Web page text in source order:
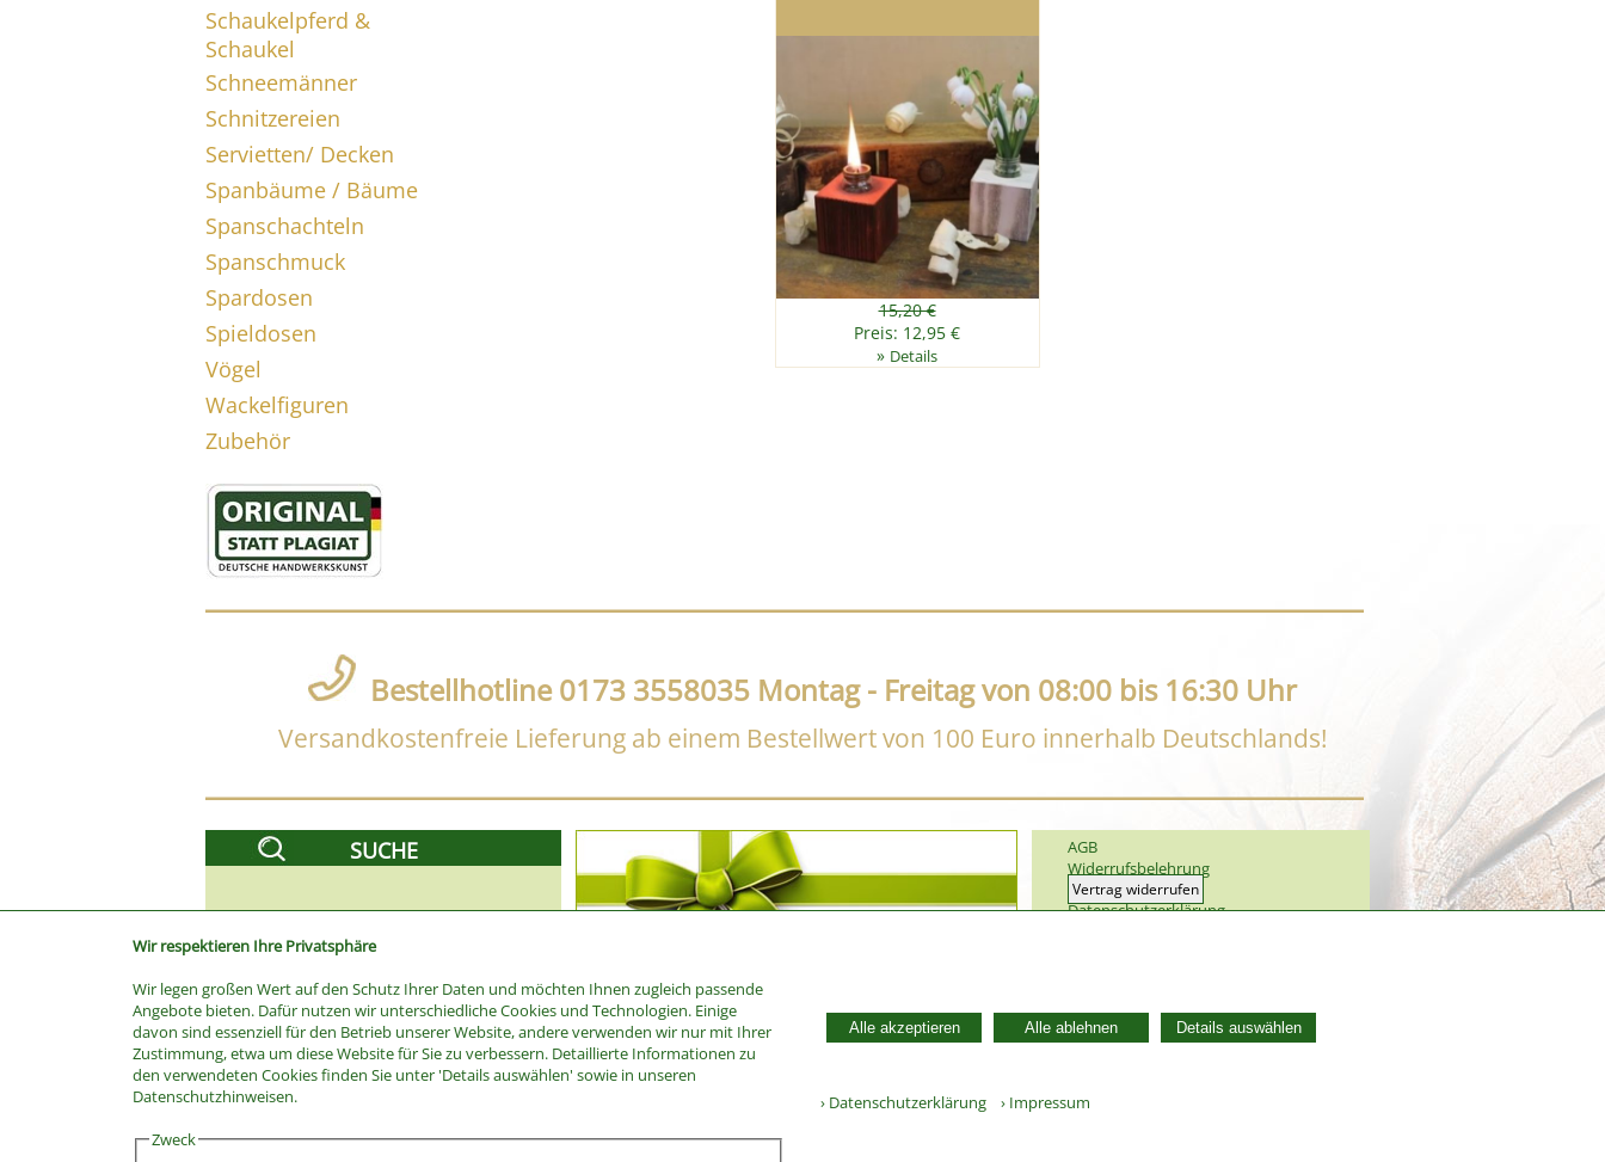
Wir respektieren Ihre Privatsphäre
Wir legen großen Wert auf den Schutz Ihrer Daten und möchten Ihnen zugleich passende
Angebote bieten. Dafür nutzen wir unterschiedliche Cookies und Technologien. Einige
davon sind essenziell für den Betrieb unserer Website, andere verwenden wir nur mit Ihrer
Zustimmung, etwa um diese Website für Sie zu verbessern. Detaillierte Informationen zu
den verwendeten Cookies finden Sie unter 'Details auswählen' sowie in unseren
Datenschutzhinweisen.
Zweck
Alle akzeptieren Alle ablehnen Details auswählen
› Datenschutzerklärung › Impressum
Schaukelpferd &
Schaukel
Schneemänner
Schnitzereien
Servietten/ Decken
Spanbäume / Bäume
Spanschachteln
Spanschmuck
Spardosen
Spieldosen
Vögel
Wackelfiguren
Zubehör
15,20 €
Preis: 12,95 €
» Details
Bestellhotline 0173 3558035 Montag - Freitag von 08:00 bis 16:30 Uhr
Versandkostenfreie Lieferung ab einem Bestellwert von 100 Euro innerhalb Deutschlands!
SUCHE
Stichwort
AGB
Widerrufsbelehrung
Vertrag widerrufen
Datenschutzerklärung
30140